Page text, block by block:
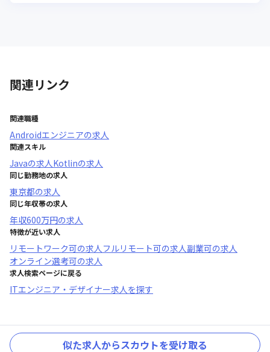
関連リンク
関連職種
Androidエンジニアの求人
関連スキル
Javaの求人Kotlinの求人
同じ勤務地の求人
東京都の求人
同じ年収帯の求人
年収600万円の求人
特徴が近い求人
リモートワーク可の求人フルリモート可の求人副業可の求人
オンライン選考可の求人
求人検索ページに戻る
ITエンジニア・デザイナー求人を探す
似た求人からスカウトを受け取る